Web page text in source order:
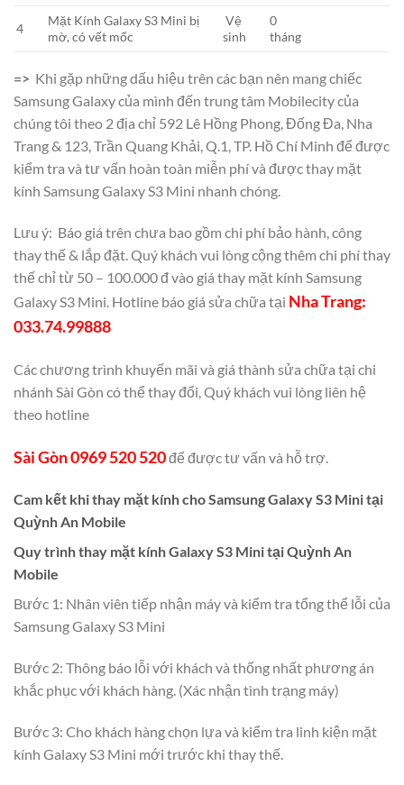
4
Mặt Kính Galaxy S3 Mini bị
mờ, có vết mốc
Vệ
sinh
0
tháng
=> Khi gặp những dấu hiệu trên các bạn nên mang chiếc
Samsung Galaxy của mình đến trung tâm Mobilecity của
chúng tôi theo 2 địa chỉ 592 Lê Hồng Phong, Đống Đa, Nha
Trang & 123, Trần Quang Khải, Q.1, TP. Hồ Chí Minh để được
kiểm tra và tư vấn hoàn toàn miễn phí và được thay mặt
kính Samsung Galaxy S3 Mini nhanh chóng.
Lưu ý: Báo giá trên chưa bao gồm chi phí bảo hành, công
thay thế & lắp đặt. Quý khách vui lòng cộng thêm chi phí thay
thế chỉ từ 50 – 100.000 đ vào giá thay mặt kính Samsung
Galaxy S3 Mini. Hotline báo giá sửa chữa tại Nha Trang:
033.74.99888
Các chương trình khuyến mãi và giá thành sửa chữa tại chi
nhánh Sài Gòn có thể thay đổi, Quý khách vui lòng liên hệ
theo hotline
Sài Gòn 0969 520 520để được tư vấn và hỗ trợ.
Cam kết khi thay mặt kính cho Samsung Galaxy S3 Mini tại
Quỳnh An Mobile
Quy trình thay mặt kính Galaxy S3 Mini tại Quỳnh An
Mobile
Bước 1: Nhân viên tiếp nhận máy và kiểm tra tổng thể lỗi của
Samsung Galaxy S3 Mini
Bước 2: Thông báo lỗi với khách và thống nhất phương án
khắc phục với khách hàng. (Xác nhận tình trạng máy)
Bước 3: Cho khách hàng chọn lựa và kiểm tra linh kiện mặt
kính Galaxy S3 Mini mới trước khi thay thế.